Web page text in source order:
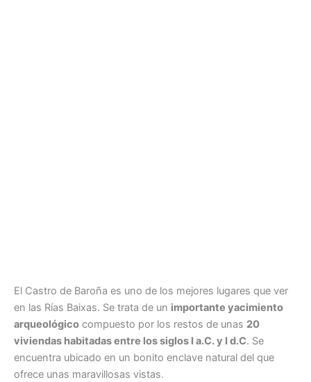
El Castro de Baroña es uno de los mejores lugares que ver
en las Rías Baixas. Se trata de un importante yacimiento
arqueológico compuesto por los restos de unas 20
viviendas habitadas entre los siglos I a.C. y I d.C. Se
encuentra ubicado en un bonito enclave natural del que
ofrece unas maravillosas vistas.